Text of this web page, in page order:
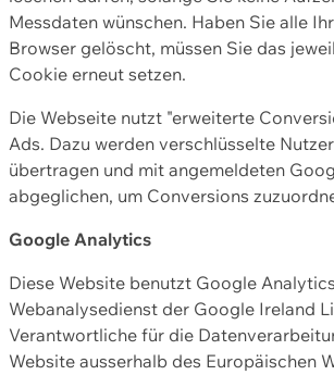
Messdaten wünschen. Haben Sie alle
Browser gelöscht, müssen Sie das
Cookie erneut setzen.
Die Webseite nutzt "erweiterte
Ads. Dazu werden verschlüsselte
übertragen und mit angemeldeten
abgeglichen, um Conversions
Google Analytics
Diese Website benutzt Google
Webanalysedienst der Google Ireland
Verantwortliche für die
Website ausserhalb des Europäischen